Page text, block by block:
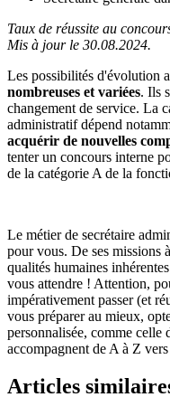
Taux de réussite au
Mis à jour le 30.08.2024.
Les possibilités d'évolution
nombreuses et variées. Ils
changement de service. La
administratif dépend
acquérir de nouvelles
tenter un concours interne
de la catégorie A de la
Le métier de secrétaire
pour vous. De ses missions
qualités humaines
vous attendre ! Attention,
impérativement passer (et
vous préparer au mieux,
personnalisée, comme celle
accompagnent de A à Z
Articles